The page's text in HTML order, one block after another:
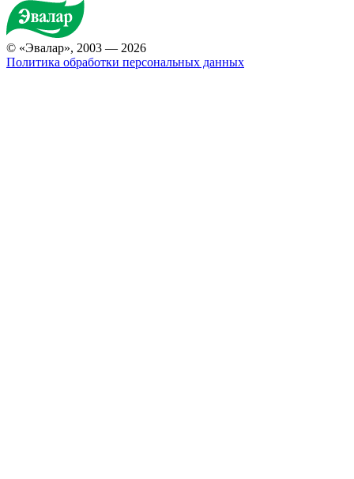
© «Эвалар», 2003 — 2026
Политика обработки персональных данных